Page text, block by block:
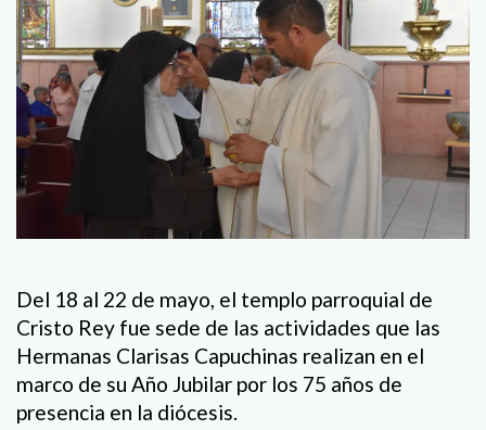
Del 18 al 22 de mayo, el templo parroquial de
Cristo Rey fue sede de las actividades que las
Hermanas Clarisas Capuchinas realizan en el
marco de su Año Jubilar por los 75 años de
presencia en la diócesis.